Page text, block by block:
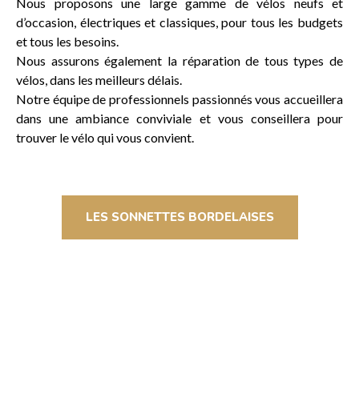
Nous proposons une large gamme de vélos neufs et
d’occasion, électriques et classiques, pour tous les budgets
et tous les besoins.
Nous assurons également la réparation de tous types de
vélos, dans les meilleurs délais.
Notre équipe de professionnels passionnés vous accueillera
dans une ambiance conviviale et vous conseillera pour
trouver le vélo qui vous convient.
LES SONNETTES BORDELAISES